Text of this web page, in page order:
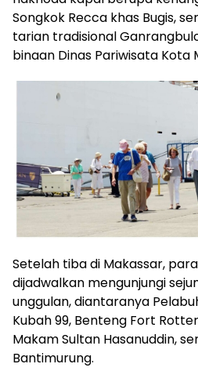
Songkok Recca khas Bugis,
tarian tradisional
binaan Dinas Pariwisata Kota
Setelah tiba di Makassar,
dijadwalkan mengunjungi
unggulan, diantaranya
Kubah 99, Benteng Fort
Makam Sultan Hasanuddin,
Bantimurung.